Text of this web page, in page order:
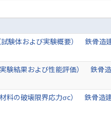
験体および実験概要） 鉄骨造
験結果および性能評価） 鉄骨
料の破壊限界応力σc） 鉄骨造